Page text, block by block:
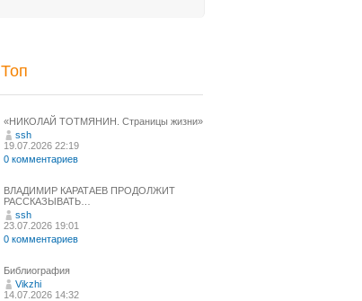
Топ
«НИКОЛАЙ ТОТМЯНИН. Страницы жизни»
ssh
19.07.2026 22:19
0 комментариев
ВЛАДИМИР КАРАТАЕВ ПРОДОЛЖИТ
РАССКАЗЫВАТЬ…
ssh
23.07.2026 19:01
0 комментариев
Библиография
Vikzhi
14.07.2026 14:32